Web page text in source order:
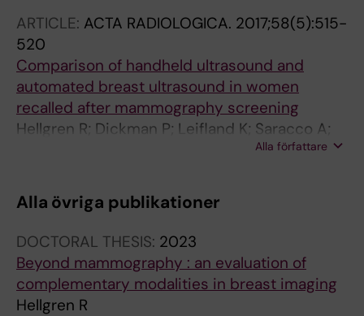
ARTICLE: ACTA RADIOLOGICA. 2017;58(5):515-
520
Comparison of handheld ultrasound and
automated breast ultrasound in women
recalled after mammography screening
Hellgren R; Dickman P; Leifland K; Saracco A;
Alla författare
Alla övriga publikationer
DOCTORAL THESIS: 2023
Beyond mammography : an evaluation of
complementary modalities in breast imaging
Hellgren R